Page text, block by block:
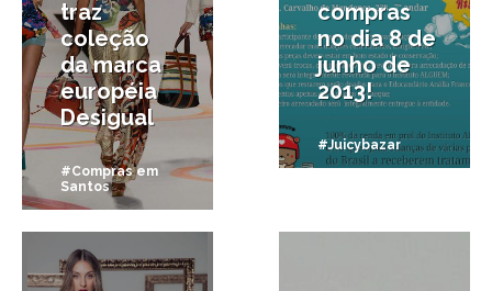
traz
coleção
da marca
européia
Desigual
#Compras em
Santos
compras
no dia 8 de
junho de
2013!
#Juicybazar
23/03/2013